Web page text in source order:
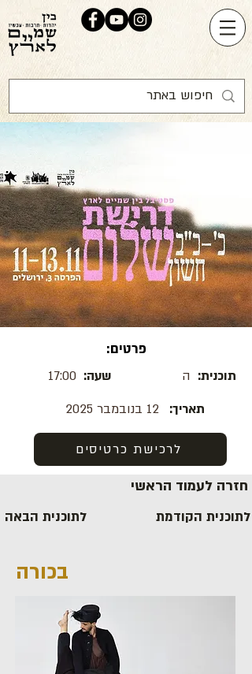
פרטים:
17:00 שעה: ה תוכנית:
12 בנובמבר 2025
תאריך:
לרכישת כרטיסים
חזרה לעמוד הראשי
לתוכנית הבאה לתוכנית הקודמת
בכורה